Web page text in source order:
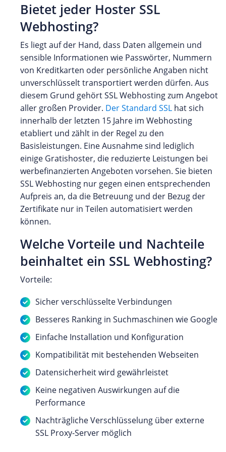
Bietet jeder Hoster SSL
Webhosting?
Es liegt auf der Hand, dass Daten allgemein und
sensible Informationen wie Passwörter, Nummern
von Kreditkarten oder persönliche Angaben nicht
unverschlüsselt transportiert werden dürfen. Aus
diesem Grund gehört SSL Webhosting zum Angebot
aller großen Provider. Der Standard SSL hat sich
innerhalb der letzten 15 Jahre im Webhosting
etabliert und zählt in der Regel zu den
Basisleistungen. Eine Ausnahme sind lediglich
einige Gratishoster, die reduzierte Leistungen bei
werbefinanzierten Angeboten vorsehen. Sie bieten
SSL Webhosting nur gegen einen entsprechenden
Aufpreis an, da die Betreuung und der Bezug der
Zertifikate nur in Teilen automatisiert werden
können.
Welche Vorteile und Nachteile
beinhaltet ein SSL Webhosting?
Vorteile:
Sicher verschlüsselte Verbindungen
Besseres Ranking in Suchmaschinen wie Google
Einfache Installation und Konfiguration
Kompatibilität mit bestehenden Webseiten
Datensicherheit wird gewährleistet
Keine negativen Auswirkungen auf die
Performance
Nachträgliche Verschlüsselung über externe
SSL Proxy-Server möglich